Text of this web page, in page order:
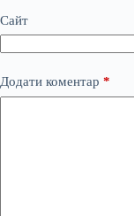
Сайт
Додати коментар *